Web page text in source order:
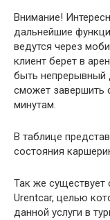
Внимание!
дальнейшие
ведутся через
клиент берет в
быть непрерывный
сможет завершить
минутам.
В таблице
состояния
Так же существует
Urentcar, целью
данной услуги в